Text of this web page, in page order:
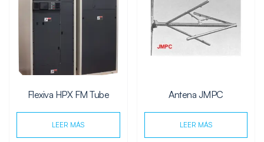
Flexiva HPX FM Tube
LEER MÁS
Antena JMPC
LEER MÁS